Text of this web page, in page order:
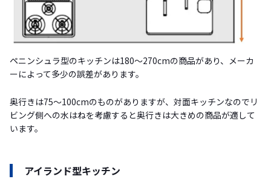
ペニンシュラ型のキッチンは180〜270cmの商品があり、メーカ
ーによって多少の誤差があります。
奥行きは75〜100cmのものがありますが、対面キッチンなのでリ
ビング側への水はねを考慮すると奥行きは大きめの商品が適して
います。
アイランド型キッチン